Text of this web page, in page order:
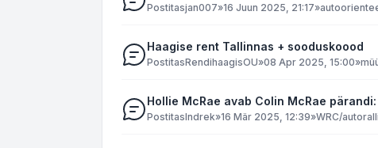
Postitasjan007»16 Juun 2025, 21:17»
Haagise rent Tallinnas + sooduskoood
PostitasRendihaagisOU»08 Apr 2025, 15:00»
Hollie McRae avab Colin McRae
PostitasIndrek»16 Mär 2025, 12:39»WRC/